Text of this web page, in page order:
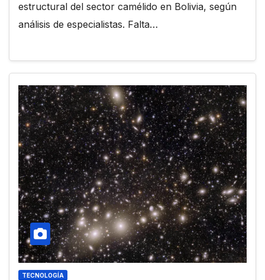
estructural del sector camélido en Bolivia, según
análisis de especialistas. Falta…
TECNOLOGÍA